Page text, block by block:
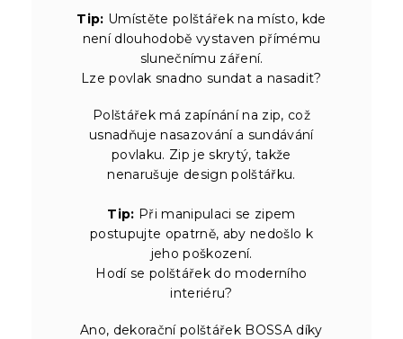
Tip: Umístěte polštářek na místo, kde
není dlouhodobě vystaven přímému
slunečnímu záření.
Lze povlak snadno sundat a nasadit?
Polštářek má zapínání na zip, což
usnadňuje nasazování a sundávání
povlaku. Zip je skrytý, takže
nenarušuje design polštářku.
Tip: Při manipulaci se zipem
postupujte opatrně, aby nedošlo k
jeho poškození.
Hodí se polštářek do moderního
interiéru?
Ano, dekorační polštářek BOSSA díky